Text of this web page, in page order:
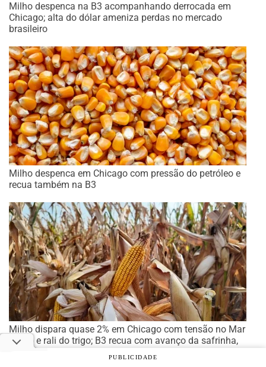
Milho despenca na B3 acompanhando derrocada em
Chicago; alta do dólar ameniza perdas no mercado
brasileiro
Milho despenca em Chicago com pressão do petróleo e
recua também na B3
Milho dispara quase 2% em Chicago com tensão no Mar
Negro e rali do trigo; B3 recua com avanço da safrinha,
mas físico segue firme
PUBLICIDADE